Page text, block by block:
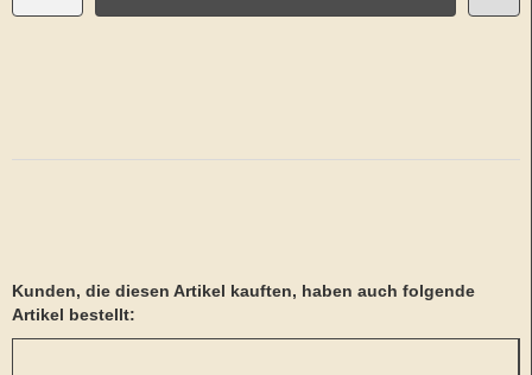
Kunden, die diesen Artikel kauften, haben auch folgende
Artikel bestellt: